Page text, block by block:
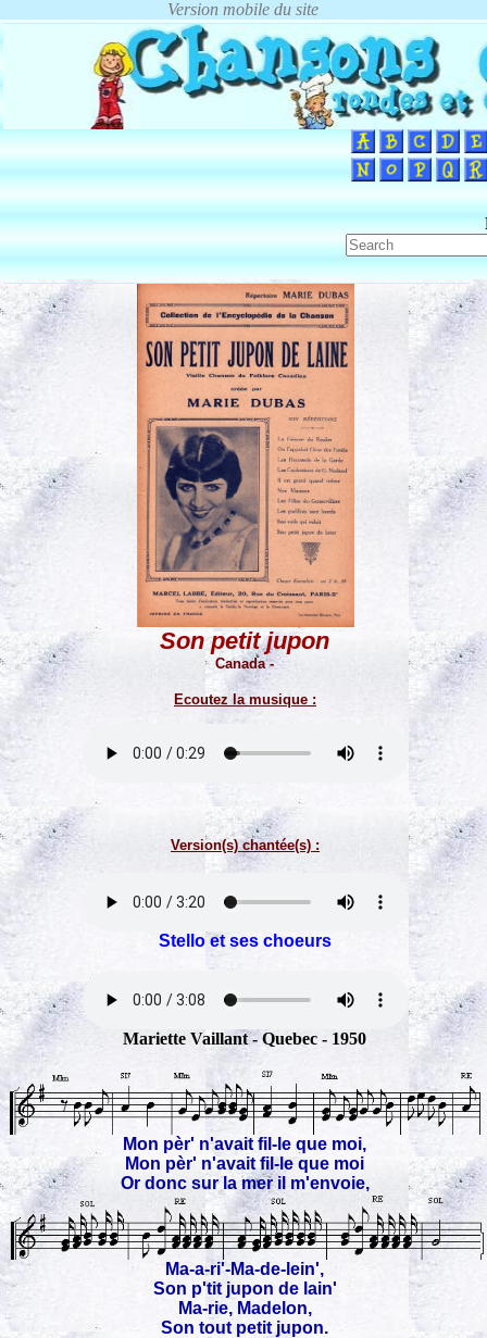
Son petit jupon
Canada -
Ecoutez la musique :
Version(s) chantée(s) :
Stello et ses choeurs
Mariette Vaillant - Quebec - 1950
Mon pèr' n'avait fil-le que moi,
Mon pèr' n'avait fil-le que moi
Or donc sur la mer il m'envoie,
Ma-a-ri'-Ma-de-lein',
Son p'tit jupon de lain'
Ma-rie, Madelon,
Son tout petit jupon.